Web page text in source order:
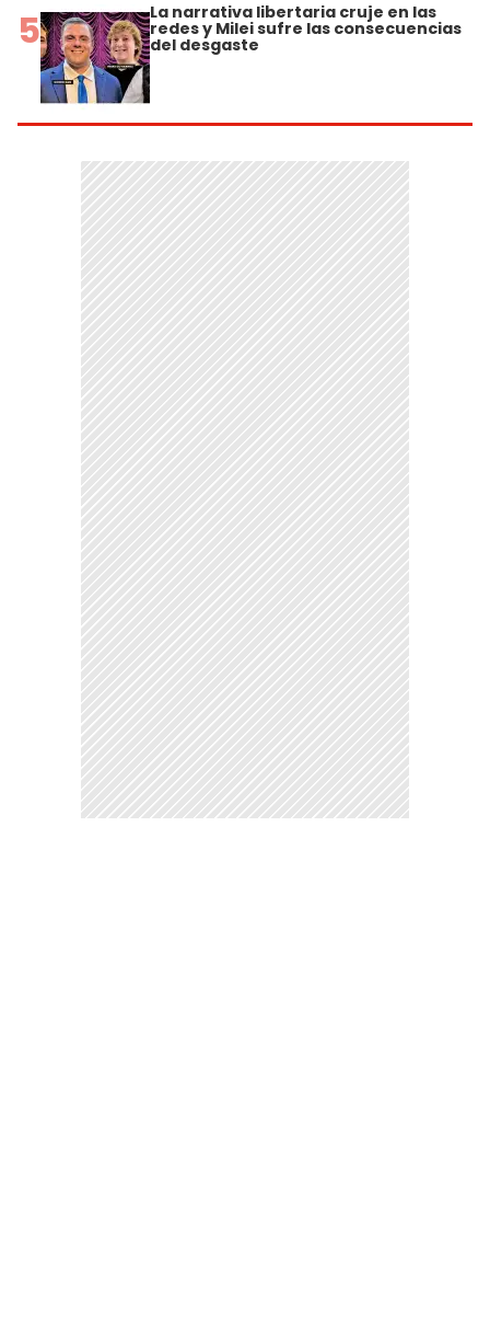
5 La narrativa libertaria cruje en las
redes y Milei sufre las consecuencias
del desgaste